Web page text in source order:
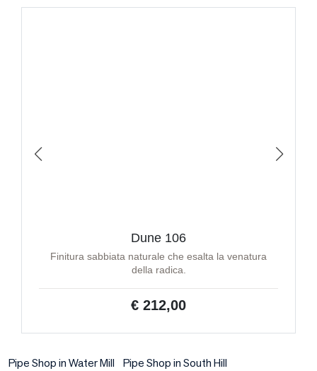
Dune 106
Finitura sabbiata naturale che esalta la venatura
della radica.
€ 212,00
Pipe Shop in Water Mill Pipe Shop in South Hill